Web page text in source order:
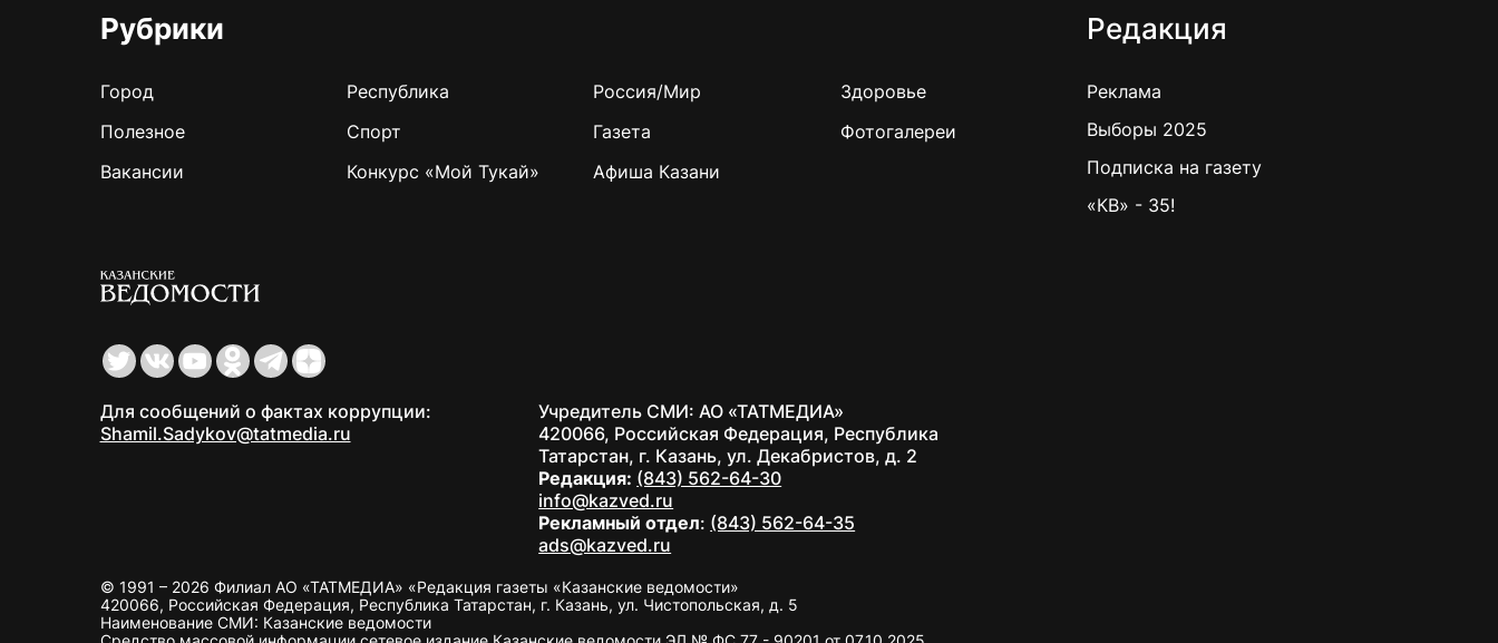
Рубрики
Город Республика Россия/Мир
Здоровье
Полезное
Спорт Газета
Фотогалереи
Вакансии
Конкурс «Мой Тукай» Афиша Казани
Редакция
Реклама
Выборы 2025
Подписка на газету
«КВ» - 35!
Для сообщений о фактах коррупции:
Shamil.Sadykov@tatmedia.ru
Учредитель СМИ: АО «ТАТМЕДИА»
420066, Российская Федерация, Республика
Татарстан, г. Казань, ул. Декабристов, д. 2
Редакция: (843) 562-64-30
info@kazved.ru
Рекламный отдел: (843) 562-64-35
ads@kazved.ru
© 1991 – 2026 Филиал АО «ТАТМЕДИА» «Редакция газеты «Казанские ведомости»
420066, Российская Федерация, Республика Татарстан, г. Казань, ул. Чистопольская, д. 5
Наименование СМИ: Казанские ведомости